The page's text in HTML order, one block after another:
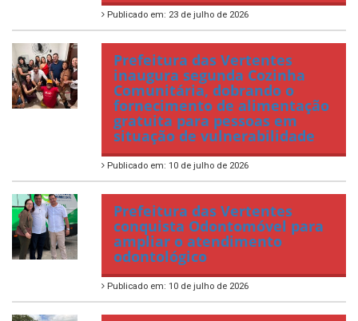
Publicado em: 23 de julho de 2026
Prefeitura das Vertentes
inaugura segunda Cozinha
Comunitária, dobrando o
fornecimento de alimentação
gratuita para pessoas em
situação de vulnerabilidade
Publicado em: 10 de julho de 2026
Prefeitura das Vertentes
conquista Odontomóvel para
ampliar o atendimento
odontológico
Publicado em: 10 de julho de 2026